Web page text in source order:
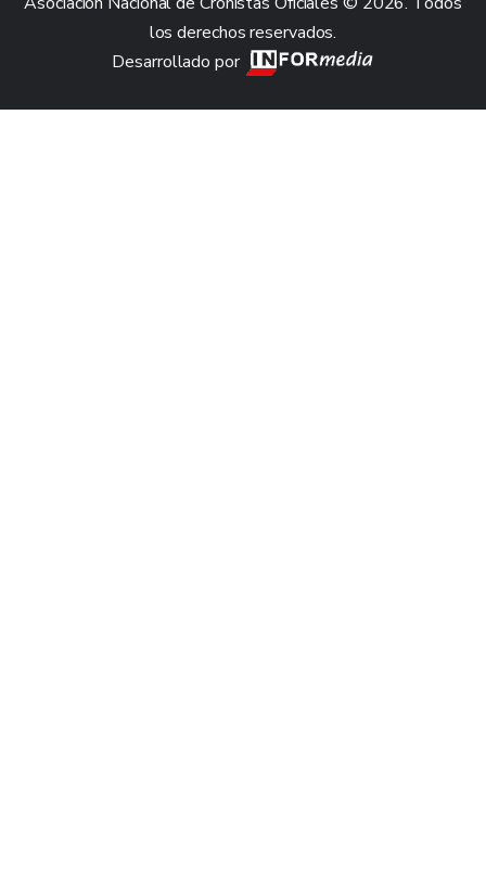
los derechos reservados.
Desarrollado por